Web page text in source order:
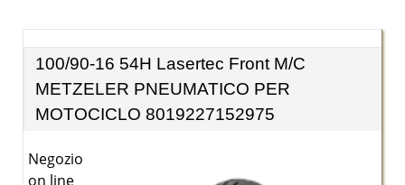
100/90-16 54H Lasertec Front M/C
METZELER PNEUMATICO PER
MOTOCICLO 8019227152975
Negozio
on line